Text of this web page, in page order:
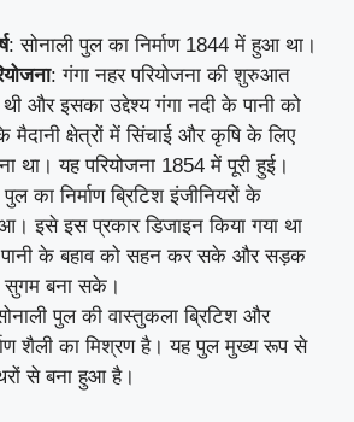
: सोनाली पुल का निर्माण 1844 में हुआ था।
: गंगा नहर परियोजना की शुरुआत
और इसका उद्देश्य गंगा नदी के पानी को
मैदानी क्षेत्रों में सिंचाई और कृषि के लिए
था। यह परियोजना 1854 में पूरी हुई।
का निर्माण ब्रिटिश इंजीनियरों के
इसे इस प्रकार डिजाइन किया गया था
पानी के बहाव को सहन कर सके और सड़क
सुगम बना सके।
पुल की वास्तुकला ब्रिटिश और
शैली का मिश्रण है। यह पुल मुख्य रूप से
से बना हुआ है।